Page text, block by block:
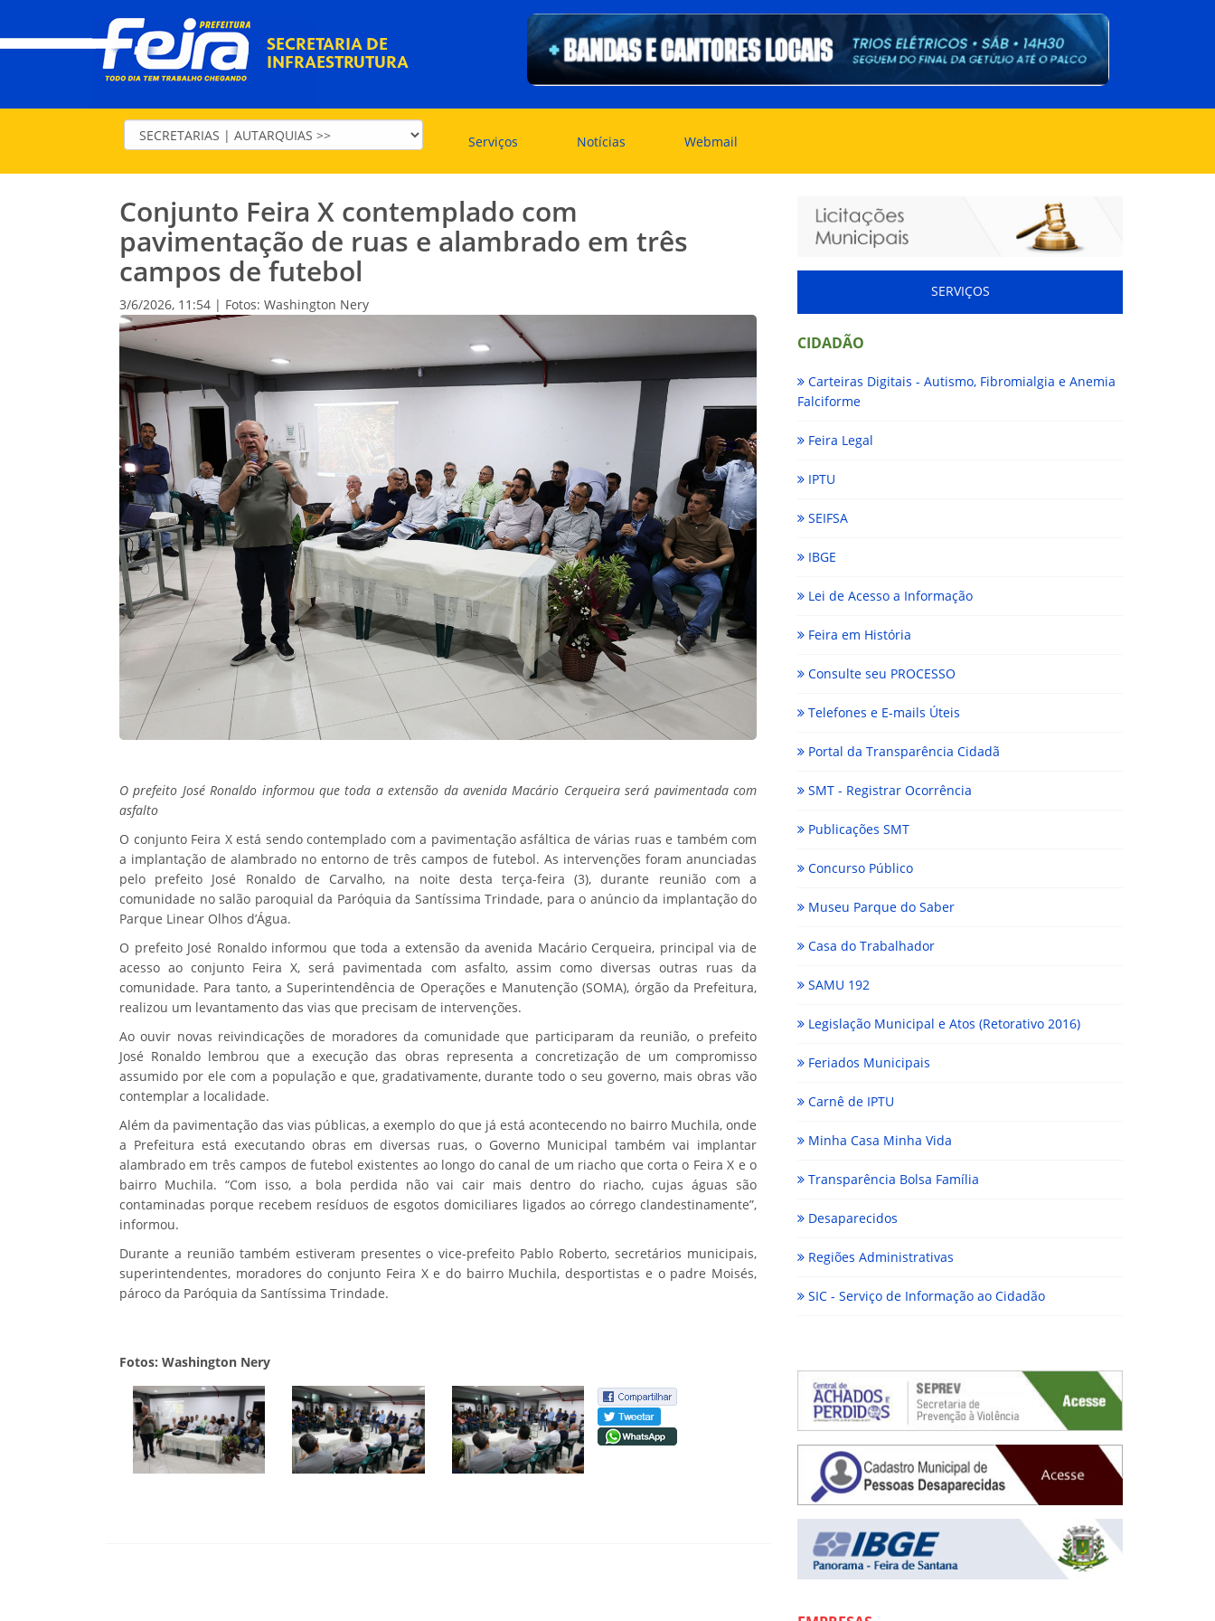
SECRETARIA DE
INFRAESTRUTURA
Serviços Notícias Webmail
Conjunto Feira X contemplado com
pavimentação de ruas e alambrado em três
campos de futebol
3/6/2026, 11:54 | Fotos: Washington Nery
O prefeito José Ronaldo informou que toda a extensão da avenida Macário Cerqueira será pavimentada com
asfalto
O conjunto Feira X está sendo contemplado com a pavimentação asfáltica de várias ruas e também com
a implantação de alambrado no entorno de três campos de futebol. As intervenções foram anunciadas
pelo prefeito José Ronaldo de Carvalho, na noite desta terça-feira (3), durante reunião com a
comunidade no salão paroquial da Paróquia da Santíssima Trindade, para o anúncio da implantação do
Parque Linear Olhos d’Água.
O prefeito José Ronaldo informou que toda a extensão da avenida Macário Cerqueira, principal via de
acesso ao conjunto Feira X, será pavimentada com asfalto, assim como diversas outras ruas da
comunidade. Para tanto, a Superintendência de Operações e Manutenção (SOMA), órgão da Prefeitura,
realizou um levantamento das vias que precisam de intervenções.
Ao ouvir novas reivindicações de moradores da comunidade que participaram da reunião, o prefeito
José Ronaldo lembrou que a execução das obras representa a concretização de um compromisso
assumido por ele com a população e que, gradativamente, durante todo o seu governo, mais obras vão
contemplar a localidade.
Além da pavimentação das vias públicas, a exemplo do que já está acontecendo no bairro Muchila, onde
a Prefeitura está executando obras em diversas ruas, o Governo Municipal também vai implantar
alambrado em três campos de futebol existentes ao longo do canal de um riacho que corta o Feira X e o
bairro Muchila. “Com isso, a bola perdida não vai cair mais dentro do riacho, cujas águas são
contaminadas porque recebem resíduos de esgotos domiciliares ligados ao córrego clandestinamente”,
informou.
Durante a reunião também estiveram presentes o vice-prefeito Pablo Roberto, secretários municipais,
superintendentes, moradores do conjunto Feira X e do bairro Muchila, desportistas e o padre Moisés,
pároco da Paróquia da Santíssima Trindade.
Fotos: Washington Nery
SERVIÇOS
CIDADÃO
Carteiras Digitais - Autismo, Fibromialgia e Anemia
Falciforme
Feira Legal
IPTU
SEIFSA
IBGE
Lei de Acesso a Informação
Feira em História
Consulte seu PROCESSO
Telefones e E-mails Úteis
Portal da Transparência Cidadã
SMT - Registrar Ocorrência
Publicações SMT
Concurso Público
Museu Parque do Saber
Casa do Trabalhador
SAMU 192
Legislação Municipal e Atos (Retorativo 2016)
Feriados Municipais
Carnê de IPTU
Minha Casa Minha Vida
Transparência Bolsa Família
Desaparecidos
Regiões Administrativas
SIC - Serviço de Informação ao Cidadão